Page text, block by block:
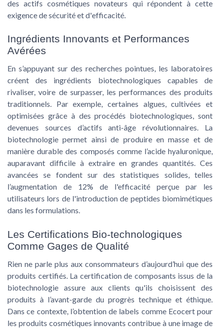
des actifs cosmétiques novateurs qui répondent à cette
exigence desécuritéet d'efficacité.
Ingrédients Innovants et Performances
Avérées
En s’appuyant sur des recherches pointues, les laboratoires
créent des ingrédients biotechnologiques capables de
rivaliser, voire de surpasser, les performances des produits
traditionnels. Par exemple, certaines algues, cultivées et
optimisées grâce à des procédés biotechnologiques, sont
devenues sources d’actifs anti-âge révolutionnaires. La
biotechnologie permet ainsi de produire en masse et de
manière durable des composés comme l’acide hyaluronique,
auparavant difficile à extraire en grandes quantités. Ces
avancées se fondent sur desstatistiques solides, telles
l’augmentation de 12% de l'efficacité perçue par les
utilisateurs lors de l'introduction de peptides biomimétiques
dans les formulations.
Les Certifications Bio-technologiques
Comme Gages de Qualité
Rien ne parle plus aux consommateurs d’aujourd’hui que des
produits certifiés. La certification de composants issus de la
biotechnologie assure aux clients qu'ils choisissent des
produits à l’avant-garde du progrès technique et éthique.
Dans ce contexte, l’obtention de labels comme Ecocert pour
les produits cosmétiques innovants contribue à une image de